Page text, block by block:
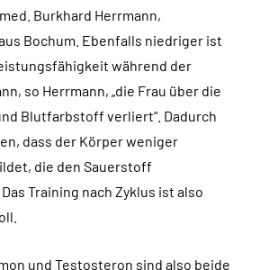
Burkhard Herrmann,
Bochum. Ebenfalls niedriger ist
während der
so Herrmann, „die Frau über die
Blutfarbstoff verliert“. Dadurch
dass der Körper weniger
die den Sauerstoff
Training nach Zyklus ist also
und Testosteron sind also beide